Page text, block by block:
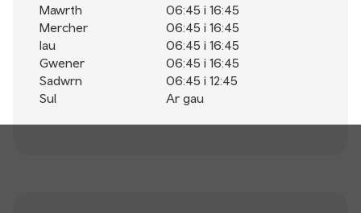
Mawrth
06:45 i 16:45
Mercher
06:45 i 16:45
Iau
06:45 i 16:45
Gwener
06:45 i 16:45
Sadwrn
06:45 i 12:45
Sul
Ar gau